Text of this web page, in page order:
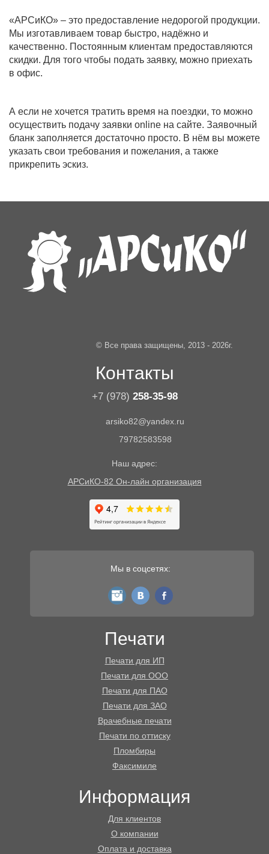
«АРСиКО» – это предоставление недорогой продукции.
Мы изготавливаем товар быстро, надёжно и
качественно. Постоянным клиентам предоставляются
скидки. Для того чтобы подать заявку, можно приехать
в офис.
А если не хочется тратить время на поездки, то можно
осуществить подачу заявки online на сайте. Заявочный
бланк заполняется достаточно просто. В нём вы можете
указать свои требования и пожелания, а также
прикрепить эскиз.
© Все права защищены, 2013 - 2026г.
Контакты
+7 (978) 258-35-98
arsiko82@yandex.ru
79782583598
Наш адрес:
АРСиКО-82 Он-лайн организация
Мы в соцсетях:
instagram
vk fb
Печати
Печати для ИП
Печати для ООО
Печати для ПАО
Печати для ЗАО
Врачебные печати
Печати по оттиску
Пломбиры
Факсимиле
Информация
Для клиентов
О компании
Оплата и доставка